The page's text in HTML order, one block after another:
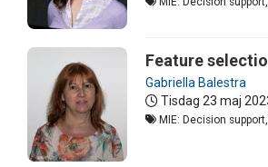
Feature
Gabriella Balestra
Tisdag 23 maj
MIE: Decision